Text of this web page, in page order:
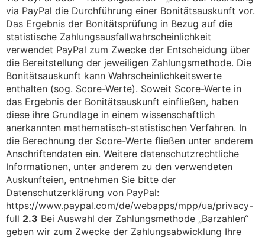
via PayPal die Durchführung einer Bonitätsauskunft vor.
Das Ergebnis der Bonitätsprüfung in Bezug auf die
statistische Zahlungsausfallwahrscheinlichkeit
verwendet PayPal zum Zwecke der Entscheidung über
die Bereitstellung der jeweiligen Zahlungsmethode. Die
Bonitätsauskunft kann Wahrscheinlichkeitswerte
enthalten (sog. Score-Werte). Soweit Score-Werte in
das Ergebnis der Bonitätsauskunft einfließen, haben
diese ihre Grundlage in einem wissenschaftlich
anerkannten mathematisch-statistischen Verfahren. In
die Berechnung der Score-Werte fließen unter anderem
Anschriftendaten ein. Weitere datenschutzrechtliche
Informationen, unter anderem zu den verwendeten
Auskunfteien, entnehmen Sie bitte der
Datenschutzerklärung von PayPal:
https://www.paypal.com/de/webapps/mpp/ua/privacy-
full 2.3 Bei Auswahl der Zahlungsmethode „Barzahlen“
geben wir zum Zwecke der Zahlungsabwicklung Ihre